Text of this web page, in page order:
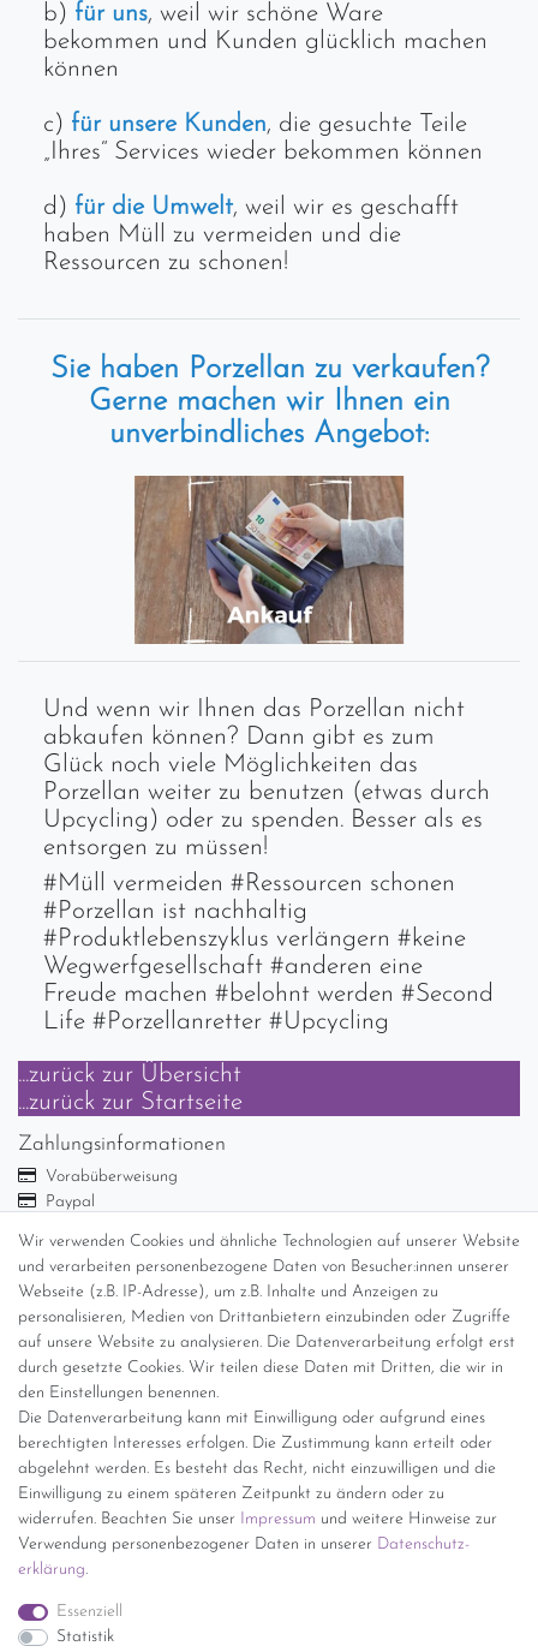
b) für uns, weil wir schöne Ware
bekommen und Kunden glücklich machen
können
c) für unsere Kunden, die gesuchte Teile
„Ihres“ Services wieder bekommen können
d) für die Umwelt, weil wir es geschafft
haben Müll zu vermeiden und die
Ressourcen zu schonen!
Sie haben Porzellan zu verkaufen?
Gerne machen wir Ihnen ein
unverbindliches Angebot:
Und wenn wir Ihnen das Porzellan nicht
abkaufen können? Dann gibt es zum
Glück noch viele Möglichkeiten das
Porzellan weiter zu benutzen (etwas durch
Upcycling) oder zu spenden. Besser als es
entsorgen zu müssen!
#Müll vermeiden #Ressourcen schonen
#Porzellan ist nachhaltig
#Produktlebenszyklus verlängern #keine
Wegwerfgesellschaft #anderen eine
Freude machen #belohnt werden #Second
Life #Porzellanretter #Upcycling
...zurück zur Übersicht
...zurück zur Startseite
Wir verwenden Cookies und ähnliche Technologien auf unserer Website
und verarbeiten personenbezogene Daten von Besucher:innen unserer
Webseite (z.B. IP-Adresse), um z.B. Inhalte und Anzeigen zu
personalisieren, Medien von Drittanbietern einzubinden oder Zugriffe
auf unsere Website zu analysieren. Die Datenverarbeitung erfolgt erst
durch gesetzte Cookies. Wir teilen diese Daten mit Dritten, die wir in
den Einstellungen benennen.
Die Datenverarbeitung kann mit Einwilligung oder aufgrund eines
berechtigten Interesses erfolgen. Die Zustimmung kann erteilt oder
abgelehnt werden. Es besteht das Recht, nicht einzuwilligen und die
Einwilligung zu einem späteren Zeitpunkt zu ändern oder zu
widerrufen. Beachten Sie unser Impressum und weitere Hinweise zur
Verwendung personenbezogener Daten in unserer Daten­schutz­
erklärung.
Essenziell
Statistik
Zahlungsinformationen
Vorabüberweisung
Paypal
Versandinformationen
Versand per GLS (6,90 Euro) oder DHL (8,49 Euro ) inkl. MwSt.
(innerhalb Deutschlands)
kostenfreie Lieferung ab 150 Euro Warenwert (innerhalb
Deutschlands)
Übersicht Internationale Versandkosten
Wir kaufen an
Sie haben zuviel Porzellan im Schrank? Gerne kaufen wir dieses an.
Einfach unverbindliches Angebot anfordern.
*Endpreis inkl. MwSt. (Dieser Artikel unterliegt gem. § 25a
UStG der Differenzbesteuerung, ein Ausweis der